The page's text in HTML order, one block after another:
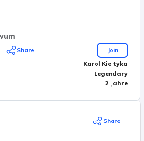
Share
Join
Karol Kieltyka
Legendary
2 Jahre
Share